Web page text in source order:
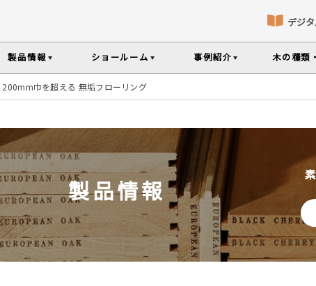
デジ
製品情報
床暖房対応フローリング
装部材・製品 選べる表面加工
樹種別製品マップ ご注意とお願い 製品情報の見方と用
ショールーム 事例紹介
インテリアスタイル
から探す
部屋から探す 樹種から探
木の種類
木材の基礎知識
人気の樹種
ばれる樹種をピックアップして特徴や製品を紹介
木の種類・知識TOP
メンテナンスのコト
塗料・メンテナンス用品のご購入
ナル塗料Arbor(アーバー)シリーズをお買い求めいただけま
す
200mm巾を超える 無垢フローリング
製品情報